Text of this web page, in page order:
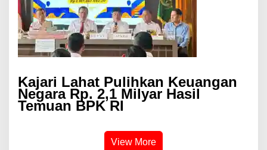
Kajari Lahat Pulihkan Keuangan
Negara Rp. 2,1 Milyar Hasil
Temuan BPK RI
View More